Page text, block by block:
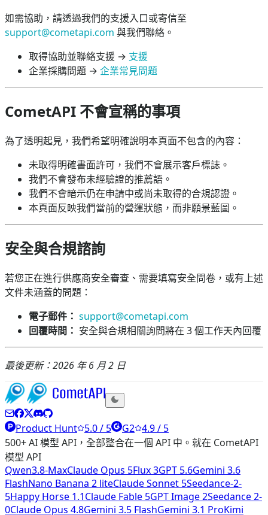
如需協助，請透過我們的支援入口或寄信至
support@cometapi.com 與我們聯絡。
取得協助並聯絡支援 → 支援
企業採購問題 → 企業常見問題
CometAPI 不會宣稱的事項
為了透明起見，我們希望明確說明本頁面不包含的內容：
未取得明確書面許可，我們不會展示客戶標誌。
我們不會發布未經驗證的推薦語。
我們不會暗示仍在申請中或尚未取得的合規認證。
本頁面反映我們當前的營運狀態，而非願景藍圖。
安全與合規諮詢
若您正在進行供應商安全審查、需要填寫安全問卷，或有上述
文件未涵蓋的問題：
電子郵件： support@cometapi.com
回覆時間： 安全與合規相關詢問將在 3 個工作天內回覆
最後更新：2026 年 6 月 2 日
Product Hunt 5.0 / 5 G2 4.9 / 5
500+ AI 模型 API，全部整合在一個 API 中。就在 CometAPI
模型 API
Qwen3.8-MaxClaude Opus 5Flux 3GPT 5.6Gemini 3.6
FlashNano Banana 2 liteClaude Sonnet 5Seedance-2-
5Happy Horse 1.1Claude Fable 5GPT Image 2Seedance 2-
0Claude Opus 4.8Gemini 3.5 FlashGemini 3.1 ProKimi